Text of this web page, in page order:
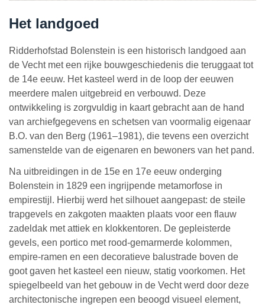
Het landgoed
Ridderhofstad Bolenstein is een historisch landgoed aan
de Vecht met een rijke bouwgeschiedenis die teruggaat tot
de 14e eeuw. Het kasteel werd in de loop der eeuwen
meerdere malen uitgebreid en verbouwd. Deze
ontwikkeling is zorgvuldig in kaart gebracht aan de hand
van archiefgegevens en schetsen van voormalig eigenaar
B.O. van den Berg (1961–1981), die tevens een overzicht
samenstelde van de eigenaren en bewoners van het pand.
Na uitbreidingen in de 15e en 17e eeuw onderging
Bolenstein in 1829 een ingrijpende metamorfose in
empirestijl. Hierbij werd het silhouet aangepast: de steile
trapgevels en zakgoten maakten plaats voor een flauw
zadeldak met attiek en klokkentoren. De gepleisterde
gevels, een portico met rood-gemarmerde kolommen,
empire-ramen en een decoratieve balustrade boven de
goot gaven het kasteel een nieuw, statig voorkomen. Het
spiegelbeeld van het gebouw in de Vecht werd door deze
architectonische ingrepen een beoogd visueel element,